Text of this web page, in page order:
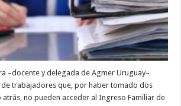
–docente y delegada de Agmer Uruguay–
de trabajadores que, por haber tomado dos
atrás, no pueden acceder al Ingreso Familiar de